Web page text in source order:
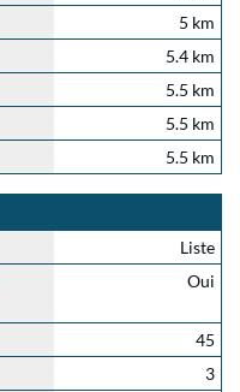
5 km
5.4 km
5.5 km
5.5 km
5.5 km
Liste
Oui
45
3